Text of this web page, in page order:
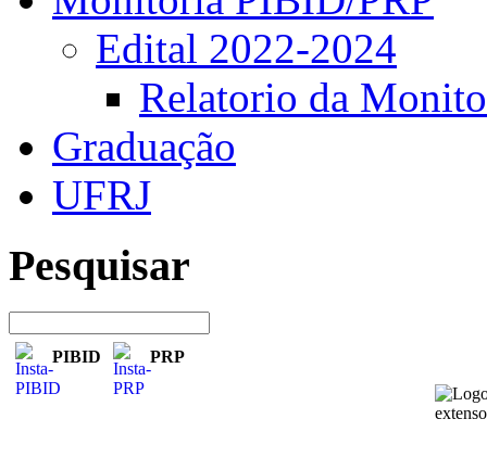
Edital 2022-2024
Relatorio da
Graduação
UFRJ
Pesquisar
PIBID PRP